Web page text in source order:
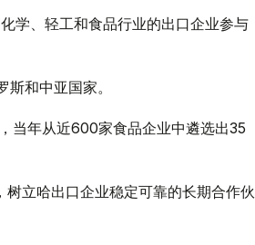
学、轻工和食品行业的出口企业参与
和中亚国家。
当年从近600家食品企业中遴选出35
立哈出口企业稳定可靠的长期合作伙